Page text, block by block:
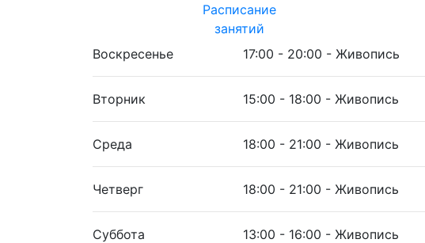
Расписание
занятий
Воскресенье
17:00 - 20:00 - Живопись
Вторник 15:00 - 18:00 - Живопись
Среда 18:00 - 21:00 - Живопись
Четверг 18:00 - 21:00 - Живопись
Суббота
13:00 - 16:00 - Живопись